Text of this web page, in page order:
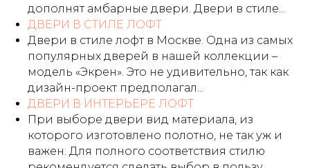
дополнят амбарные двери. Двери в стиле...
ДВЕРИ В СТИЛЕ ЛОФТ
Двери в стиле лофт в Москве. Одна из самых
популярных дверей в нашей коллекции –
модель «Экрен». Это не удивительно, так как
дизайн-проект предполагал...
ДВЕРИ В ИНТЕРЬЕРЕ ЛОФТ
При выборе двери вид материала, из
которого изготовлено полотно, не так уж и
важен. Для полного соответствия стилю